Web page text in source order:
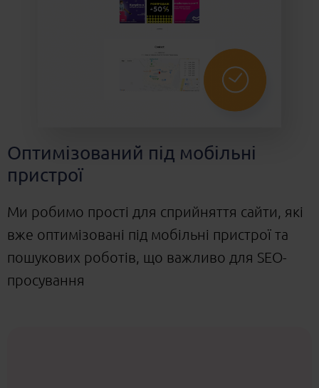
Оптимізований під мобільні
пристрої
Ми робимо прості для сприйняття сайти, які
вже оптимізовані під мобільні пристрої та
пошукових роботів, що важливо для SEO-
просування